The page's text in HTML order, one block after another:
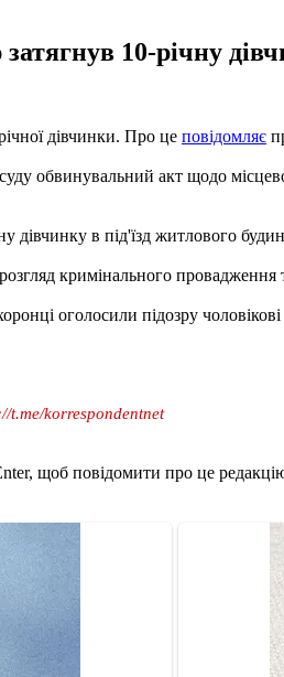
10-річну
дівчинки. Про це повідомляє
обвинувальний акт щодо
в під'їзд житлового
кримінального провадження
оголосили підозру
t.me/korrespondentnet
щоб повідомити про це